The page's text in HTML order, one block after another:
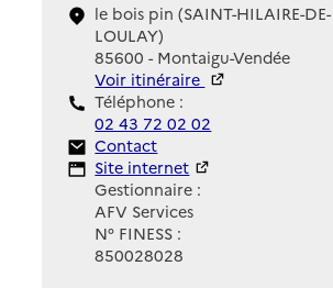
le bois pin (SAINT-HILAIRE-DE-
LOULAY)
85600 - Montaigu-Vendée
Voir itinéraire
Téléphone :
02 43 72 02 02
Contact
Contact
Site Internet
Site internet
Gestionnaire :
AFV Services
N° FINESS :
850028028